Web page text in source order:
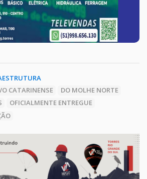
CATARINENSE
DO MOLHE NORTE
OFICIALMENTE ENTREGUE